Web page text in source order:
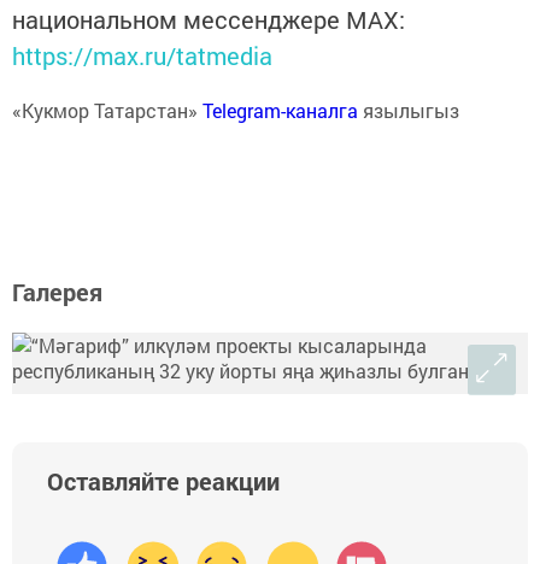
национальном мессенджере MАХ:
https://max.ru/tatmedia
«Кукмор Татарстан» Telegram-каналга язылыгыз
Галерея
Оставляйте реакции